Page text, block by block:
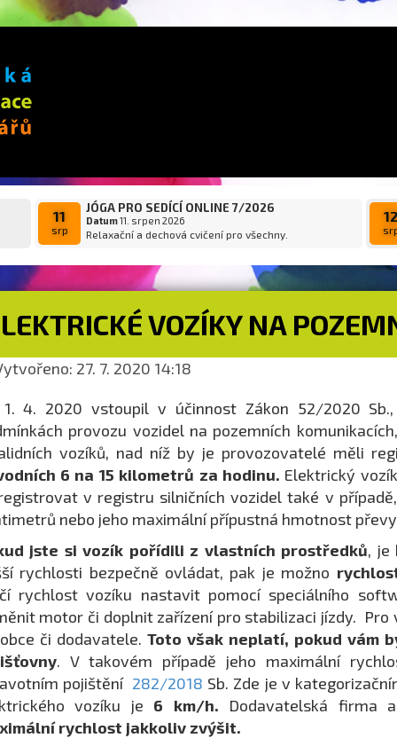
11
srp
JÓGA PRO SEDÍCÍ ONLINE 7/2026
Datum11. srpen 2026
Relaxační a dechová cvičení pro všechny.
VOZÍKY NA
27. 7. 2020 14:18
1. 4. 2020 vstoupil v účinnost Zákon 52/2020
provozu vozidel na pozemních
vozíků, nad níž by je provozovatelé měli
6 na 15 kilometrů za hodinu. Elektrický
v registru silničních vozidel také v
nebo jeho maximální přípustná hmotnost
jste si vozík pořídili z vlastních prostředků, je
rychlosti bezpečně ovládat, pak je možno
rychlost vozíku nastavit pomocí speciálního
motor či doplnit zařízení pro stabilizaci jízdy.
či dodavatele. Toto však neplatí, pokud vám
. V takovém případě jeho maximální
pojištění 282/2018 Sb. Zde je v
vozíku je 6 km/h. Dodavatelská firma
rychlost jakkoliv zvýšit.